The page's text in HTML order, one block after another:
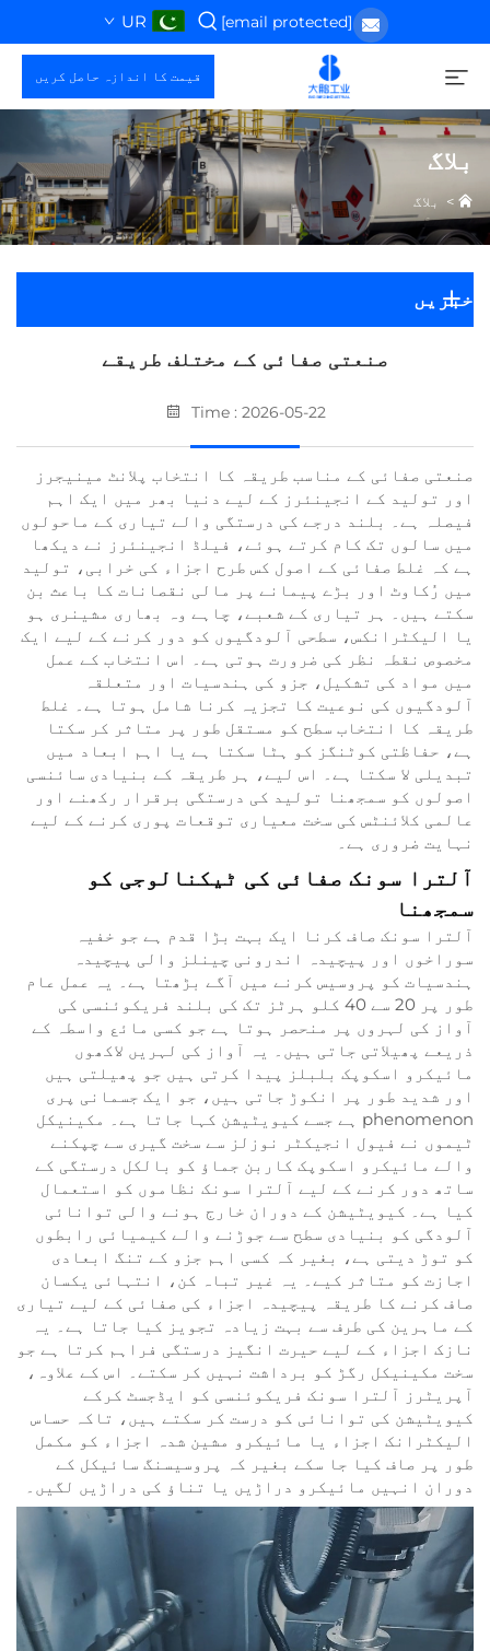
[email protected]
UR
قیمت کا اندازہ حاصل کریں
بلاگ
> بلاگ
خبریں
صنعتی صفائی کے مختلف طریقے
Time : 2026-05-22
صنعتی صفائی کے مناسب طریقہ کا انتخاب پلانٹ مینیجرز
اور تولید کے انجینئرز کے لیے دنیا بھر میں ایک اہم
فیصلہ ہے۔ بلند درجے کی درستگی والے تیاری کے ماحولوں
میں سالوں تک کام کرتے ہوئے، فیلڈ انجینئرز نے دیکھا
ہے کہ غلط صفائی کے اصول کس طرح اجزاء کی خرابی، تولید
میں رُکاوٹ اور بڑے پیمانے پر مالی نقصانات کا باعث بن
سکتے ہیں۔ ہر تیاری کے شعبے، چاہے وہ بھاری مشینری ہو
یا الیکٹرانکس، سطحی آلودگیوں کو دور کرنے کے لیے ایک
مخصوص نقطہ نظر کی ضرورت ہوتی ہے۔ اس انتخاب کے عمل
میں مواد کی تشکیل، جزو کی ہندسیات اور متعلقہ
آلودگیوں کی نوعیت کا تجزیہ کرنا شامل ہوتا ہے۔ غلط
طریقہ کا انتخاب سطح کو مستقل طور پر متاثر کر سکتا
ہے، حفاظتی کوٹنگز کو ہٹا سکتا ہے یا اہم ابعاد میں
تبدیلی لا سکتا ہے۔ اس لیے، ہر طریقہ کے بنیادی سائنسی
اصولوں کو سمجھنا تولید کی درستگی برقرار رکھنے اور
عالمی کلائنٹس کی سخت معیاری توقعات پوری کرنے کے لیے
نہایت ضروری ہے۔
آلترا سونک صفائی کی ٹیکنالوجی کو
سمجھنا
آلترا سونک صاف کرنا ایک بہت بڑا قدم ہے جو خفیہ
سوراخوں اور پیچیدہ اندرونی چینلز والی پیچیدہ
ہندسیات کو پروسیس کرنے میں آگے بڑھتا ہے۔ یہ عمل عام
طور پر 20 سے 40 کلو ہرٹز تک کی بلند فریکوئنسی کی
آواز کی لہروں پر منحصر ہوتا ہے جو کسی مائع واسطہ کے
ذریعے پھیلاتی جاتی ہیں۔ یہ آواز کی لہریں لاکھوں
مائیکرو اسکوپک بلبلز پیدا کرتی ہیں جو پھیلتی ہیں
اور شدید طور پر انکوڑ جاتی ہیں، جو ایک جسمانی پری
phenomenon ہے جسے کیویٹیشن کہا جاتا ہے۔ مکینیکل
ٹیموں نے فیول انجیکٹر نوزلز سے سخت گیری سے چپکنے
والے مائیکرو اسکوپک کاربن جماؤ کو بالکل درستگی کے
ساتھ دور کرنے کے لیے آلترا سونک نظاموں کو استعمال
کیا ہے۔ کیویٹیشن کے دوران خارج ہونے والی توانائی
آلودگی کو بنیادی سطح سے جوڑنے والے کیمیائی رابطوں
کو توڑ دیتی ہے، بغیر کہ کسی اہم جزو کے تنگ ابعادی
اجازت کو متاثر کیے۔ یہ غیر تباہ کن، انتہائی یکسان
صاف کرنے کا طریقہ پیچیدہ اجزاء کی صفائی کے لیے تیاری
کے ماہرین کی طرف سے بہت زیادہ تجویز کیا جاتا ہے۔ یہ
نازک اجزاء کے لیے حیرت انگیز درستگی فراہم کرتا ہے جو
سخت مکینیکل رگڑ کو برداشت نہیں کر سکتے۔ اس کے علاوہ،
آپریٹرز آلترا سونک فریکوئنسی کو ایڈجسٹ کرکے
کیویٹیشن کی توانائی کو درست کر سکتے ہیں، تاکہ حساس
الیکٹرانک اجزاء یا مائیکرو مشین شدہ اجزاء کو مکمل
طور پر صاف کیا جا سکے بغیر کہ پروسیسنگ سائیکل کے
دوران انہیں مائیکرو دراڑیں یا تناؤ کی دراڑیں لگیں۔